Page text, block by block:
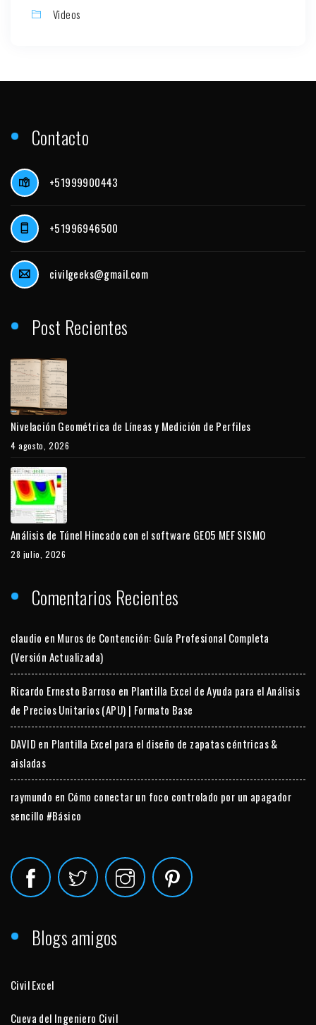
Videos
Contacto
+51999900443
+51996946500
civilgeeks@gmail.com
Post Recientes
Nivelación Geométrica de Líneas y Medición de Perfiles
4 agosto, 2026
Análisis de Túnel Hincado con el software GEO5 MEF SISMO
28 julio, 2026
Comentarios Recientes
claudio en Muros de Contención: Guía Profesional Completa
(Versión Actualizada)
Ricardo Ernesto Barroso en Plantilla Excel de Ayuda para el Análisis
de Precios Unitarios (APU) | Formato Base
DAVID en Plantilla Excel para el diseño de zapatas céntricas &
aisladas
raymundo en Cómo conectar un foco controlado por un apagador
sencillo #Básico
Blogs amigos
Civil Excel
Cueva del Ingeniero Civil